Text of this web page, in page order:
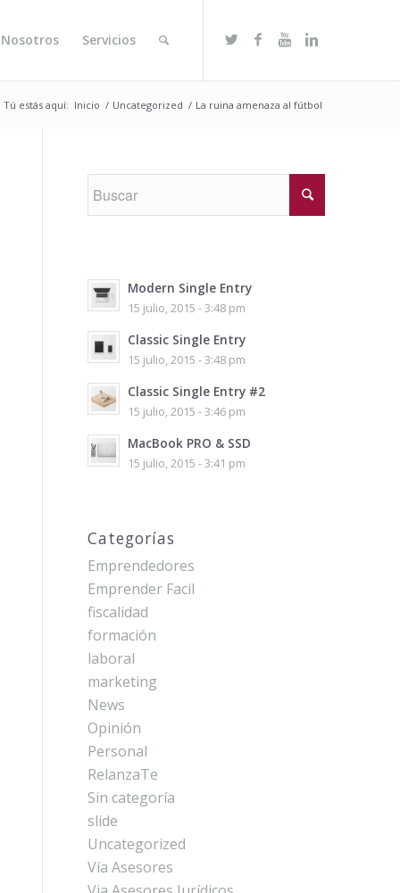
Servicios
Tú estás aquí: Inicio / Uncategorized / La ruina amenaza al fútbol
Modern Single Entry
15 julio, 2015 - 3:48 pm
Classic Single Entry
15 julio, 2015 - 3:48 pm
Classic Single Entry #2
15 julio, 2015 - 3:46 pm
MacBook PRO & SSD
15 julio, 2015 - 3:41 pm
Categorías
Emprendedores
Emprender Facil
fiscalidad
formación
laboral
marketing
News
Opinión
Personal
RelanzaTe
Sin categoría
slide
Uncategorized
Vía Asesores